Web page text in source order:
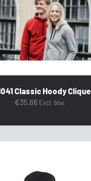
Classic Hoody Clique
€35,66 Excl. btw.